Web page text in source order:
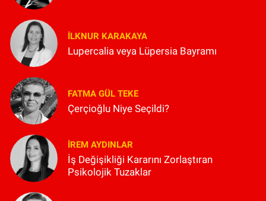
İLKNUR KARAKAYA
Lupercalia veya Lüpersia Bayramı
FATMA GÜL TEKE
Çerçioğlu Niye Seçildi?
İREM AYDINLAR
İş Değişikliği Kararını Zorlaştıran
Psikolojik Tuzaklar